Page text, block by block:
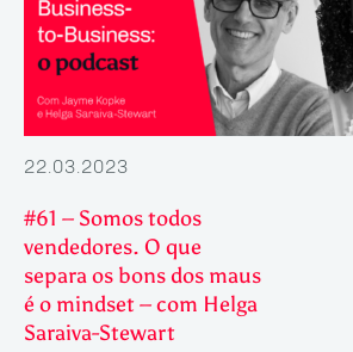
22.03.2023
#61 – Somos todos
vendedores. O que
separa os bons dos maus
é o mindset – com Helga
Saraiva-Stewart